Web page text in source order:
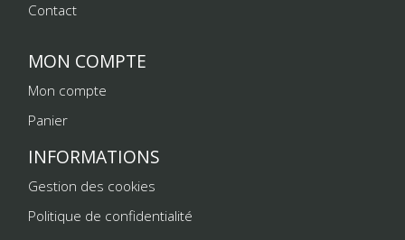
Contact
MON COMPTE
Mon compte
Panier
INFORMATIONS
Gestion des cookies
Politique de confidentialité